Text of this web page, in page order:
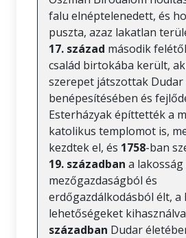
falu elnéptelenedett, és
puszta, azaz lakatlan
17. század második
család birtokába került,
szerepet játszottak
benépesítésében és
Esterházyak építtették a
katolikus templomot is,
kezdtek el, és 1758-ban
19. században a
mezőgazdaságból és
erdőgazdálkodásból élt, a
lehetőségeket
században Dudar